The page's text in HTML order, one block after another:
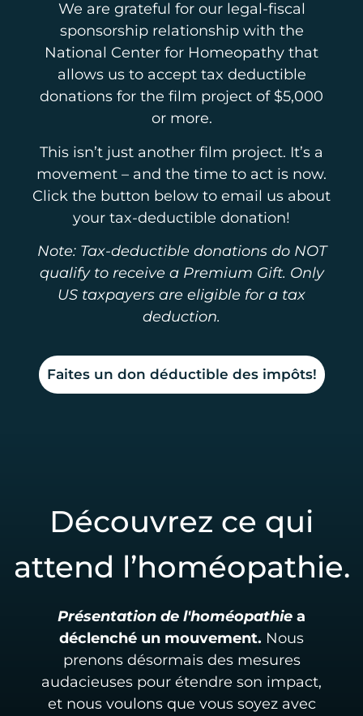
We are grateful for our legal-fiscal
sponsorship relationship with the
National Center for Homeopathy that
allows us to accept tax deductible
donations for the film project of $5,000
or more.
This isn’t just another film project. It’s a
movement – and the time to act is now.
Click the button below to email us about
your tax-deductible donation!
Note: Tax-deductible donations do NOT
qualify to receive a Premium Gift. Only
US taxpayers are eligible for a tax
deduction.
Faites un don déductible des impôts!
Découvrez ce qui
attend l’homéopathie.
Présentation de l'homéopathie a
déclenché un mouvement. Nous
prenons désormais des mesures
audacieuses pour étendre son impact,
et nous voulons que vous soyez avec